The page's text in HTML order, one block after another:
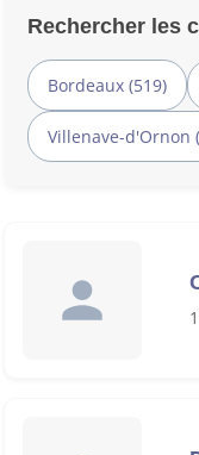
Rechercher les
Bordeaux (519)
Villenave-d'Ornon